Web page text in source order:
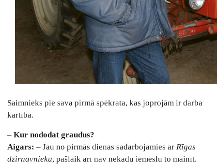
Saimnieks pie sava pirmā spēkrata, kas joprojām ir darba
kārtībā.
– Kur nododat graudus?
Aigars: – Jau no pirmās dienas sadarbojamies ar Rīgas
dzirnavnieku, pašlaik arī nav nekādu iemeslu to mainīt.